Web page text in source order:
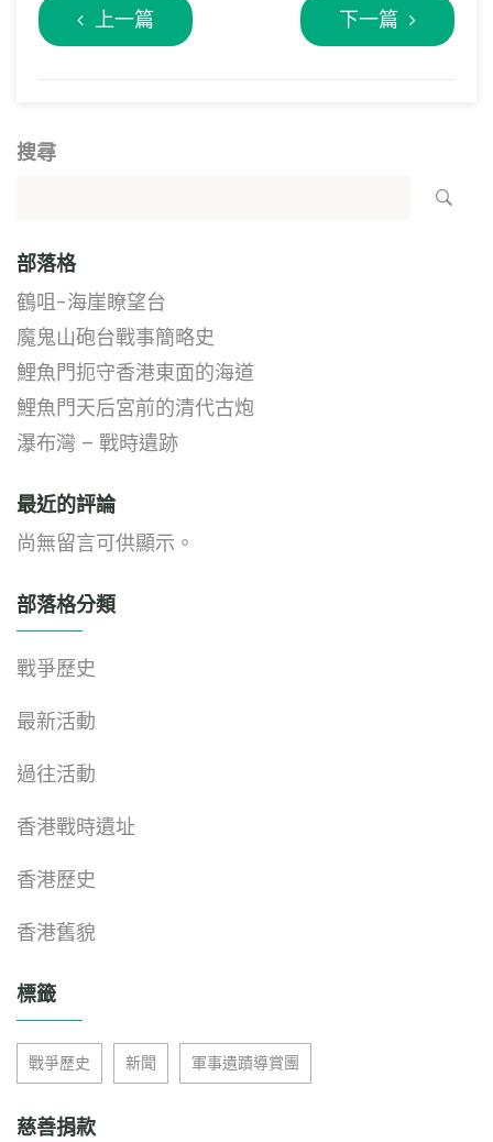
上一篇
下一篇
搜尋
部落格
鶴咀-海崖瞭望台
魔鬼山砲台戰事簡略史
鯉魚門扼守香港東面的海道
鯉魚門天后宮前的清代古炮
瀑布灣 – 戰時遺跡
最近的評論
尚無留言可供顯示。
部落格分類
戰爭歷史
最新活動
過往活動
香港戰時遺址
香港歷史
香港舊貌
標籤
戰爭歷史 新聞 軍事遺蹟導賞團
慈善捐款